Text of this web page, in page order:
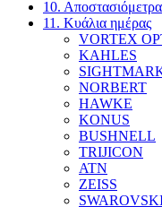
10.
11. Κυάλια ημέρας
VORTEX
KAHLES
NORBERT
HAWKE
KONUS
BUSHNELL
TRIJICON
ATN
ZEISS